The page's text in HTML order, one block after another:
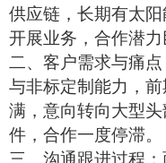
供应链，长期有太阳
开展业务，合作潜力
二、客户需求与痛
与非标定制能力，
满，意向转向大型
件，合作一度停滞。
三、沟通跟进过程